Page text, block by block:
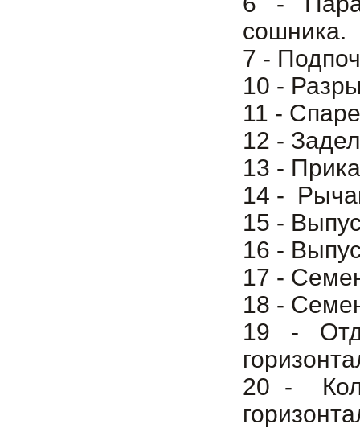
сошника.
7 -
10 -
11 -
12 -
13 -
14 -
15 -
16 -
17 -
18 -
19 -
20 -